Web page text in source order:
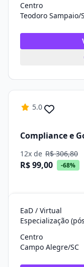
Centro
Teodoro Sampaio/
5.0
Compliance e
12x de R$ 306,80
R$ 99,00 -68%
EaD / Virtual
Centro
Campo Alegre/SC